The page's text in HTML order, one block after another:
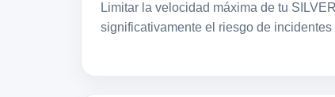
Limitar la velocidad máxima de tu
significativamente el riesgo de